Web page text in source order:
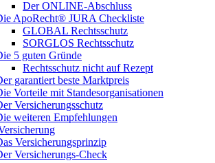
Der ONLINE-Abschluss
ApoRecht® JURA Checkliste
GLOBAL Rechtsschutz
SORGLOS Rechtsschutz
5 guten Gründe
Rechtsschutz nicht auf Rezept
garantiert beste Marktpreis
Vorteile mit Standesorganisationen
Versicherungsschutz
weiteren Empfehlungen
Versicherungsprinzip
Versicherungs-Check